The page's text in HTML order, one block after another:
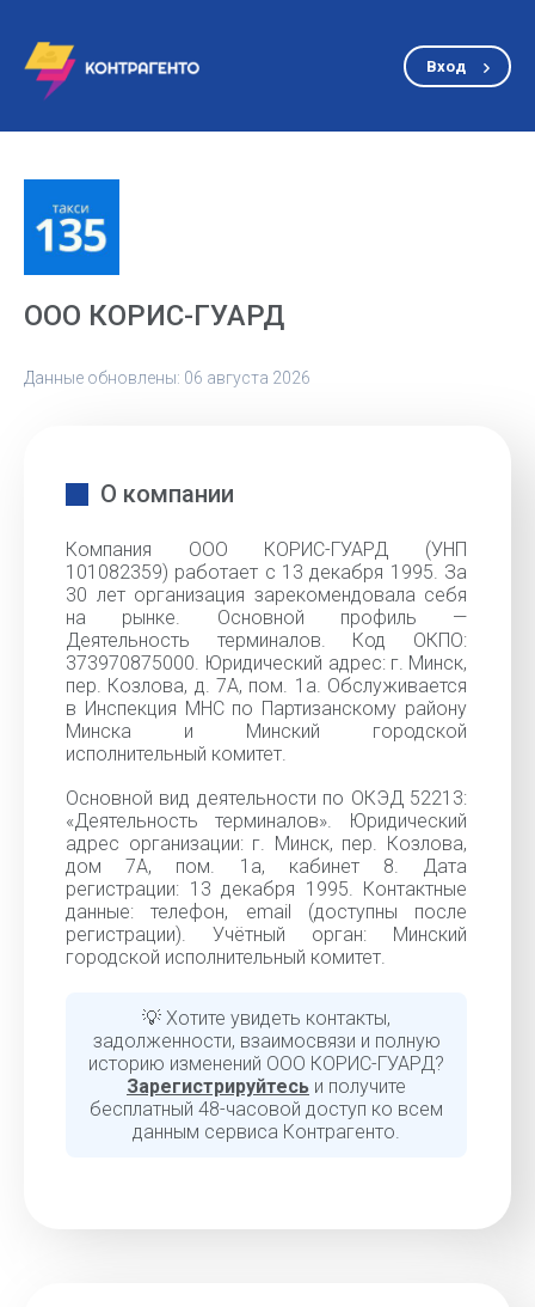
Вход
ООО КОРИС-ГУАРД
Данные обновлены: 06 августа 2026
О компании
Компания ООО КОРИС-ГУАРД (УНП
101082359) работает с 13 декабря 1995. За
30 лет организация зарекомендовала себя
на рынке. Основной профиль —
Деятельность терминалов. Код ОКПО:
373970875000. Юридический адрес: г. Минск,
пер. Козлова, д. 7А, пом. 1а. Обслуживается
в Инспекция МНС по Партизанскому району
Минска и Минский городской
исполнительный комитет.
Основной вид деятельности по ОКЭД 52213:
«Деятельность терминалов». Юридический
адрес организации: г. Минск, пер. Козлова,
дом 7А, пом. 1а, кабинет 8. Дата
регистрации: 13 декабря 1995. Контактные
данные: телефон, email (доступны после
регистрации). Учётный орган: Минский
городской исполнительный комитет.
💡 Хотите увидеть контакты,
задолженности, взаимосвязи и полную
историю изменений ООО КОРИС-ГУАРД?
Зарегистрируйтесь и получите
бесплатный 48-часовой доступ ко всем
данным сервиса Контрагенто.